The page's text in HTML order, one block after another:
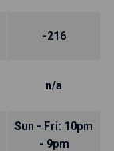
-216
n/a
Sun - Fri: 10pm
- 9pm